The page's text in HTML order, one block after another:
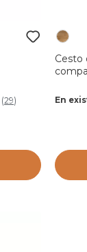
(29)
Cesto
En